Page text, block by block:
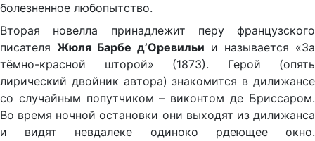
болезненное любопытство.
Вторая новелла принадлежит перу французского
писателя Жюля Барбе д’Оревильи и называется «За
тёмно-красной шторой» (1873). Герой (опять
лирический двойник автора) знакомится в дилижансе
со случайным попутчиком – виконтом де Бриссаром.
Во время ночной остановки они выходят из дилижанса
и видят невдалеке одиноко рдеющее окно.